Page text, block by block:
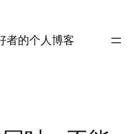
者的个人博客